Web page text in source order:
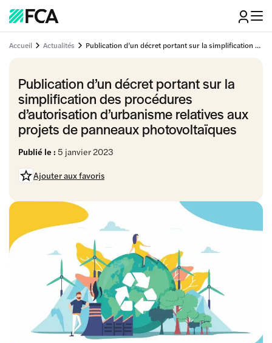
Accueil Actualités Publication d’un décret portant sur la simplification des procédures d’autorisation d’urbanisme relatives aux projets de panneaux photovoltaïques
Publication d’un décret portant sur la
simplification des procédures
d’autorisation d’urbanisme relatives aux
projets de panneaux photovoltaïques
Publié le : 5 janvier 2023
Ajouter aux favoris